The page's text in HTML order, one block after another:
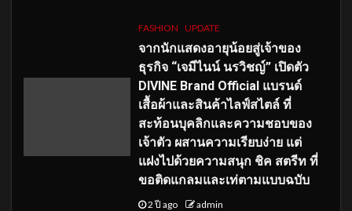
FASHION UPDATE
จากนักแสดงอายุน้อยสู่เจ้าของ
ธุรกิจ “เจมีไนน์ นรวิชญ์” เปิดตัว
DIVINE Brand Official แบรนด์
เสื้อผ้าและสินค้าไลฟ์สไตล์ ที่
สะท้อนบุคลิกและความชอบของ
เจ้าตัว ผสานความเรียบง่าย แต่
แฝงไปด้วยความสนุก ชิค สตรีท ที่
ขอติดแกลมและเท่ตามแบบฉบับ
2 ปี ago admin